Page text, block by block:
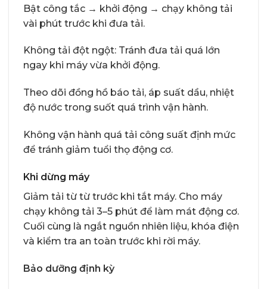
Bật công tắc → khởi động → chạy không tải
vài phút trước khi đưa tải.
Không tải đột ngột: Tránh đưa tải quá lớn
ngay khi máy vừa khởi động.
Theo dõi đồng hồ báo tải, áp suất dầu, nhiệt
độ nước trong suốt quá trình vận hành.
Không vận hành quá tải công suất định mức
để tránh giảm tuổi thọ động cơ.
Khi dừng máy
Giảm tải từ từ trước khi tắt máy. Cho máy
chạy không tải 3–5 phút để làm mát động cơ.
Cuối cùng là ngắt nguồn nhiên liệu, khóa điện
và kiểm tra an toàn trước khi rời máy.
Bảo dưỡng định kỳ